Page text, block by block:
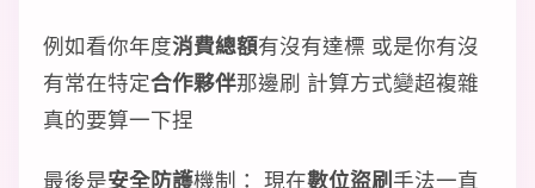
例如看你年度消費總額有沒有達標 或是你有沒
有常在特定合作夥伴那邊刷 計算方式變超複雜
真的要算一下捏
最後是安全防護機制： 現在數位盜刷手法一直